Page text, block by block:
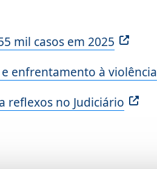
mil casos em 2025
enfrentamento à violência
reflexos no Judiciário